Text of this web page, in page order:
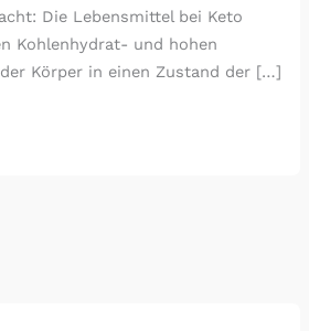
Die Lebensmittel bei Keto
Kohlenhydrat- und hohen
Körper in einen Zustand der […]